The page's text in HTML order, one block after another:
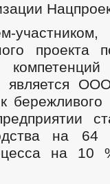
проекта
является
бережливого
на
на 10